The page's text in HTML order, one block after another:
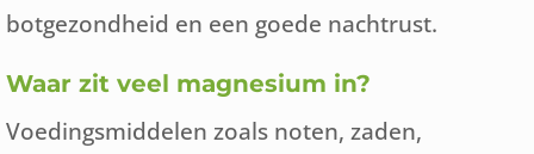
botgezondheid en een goede nachtrust.
Waar zit veel magnesium in?
Voedingsmiddelen zoals noten, zaden,